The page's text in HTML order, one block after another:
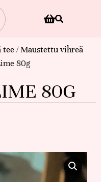
tee/Maustettu vihreä
80g
80G